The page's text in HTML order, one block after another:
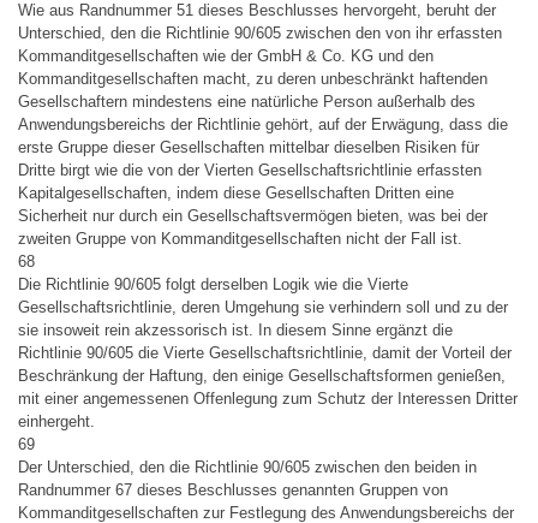
Wie aus Randnummer 51 dieses Beschlusses hervorgeht, beruht der
Unterschied, den die Richtlinie 90/605 zwischen den von ihr erfassten
Kommanditgesellschaften wie der GmbH & Co. KG und den
Kommanditgesellschaften macht, zu deren unbeschränkt haftenden
Gesellschaftern mindestens eine natürliche Person außerhalb des
Anwendungsbereichs der Richtlinie gehört, auf der Erwägung, dass die
erste Gruppe dieser Gesellschaften mittelbar dieselben Risiken für
Dritte birgt wie die von der Vierten Gesellschaftsrichtlinie erfassten
Kapitalgesellschaften, indem diese Gesellschaften Dritten eine
Sicherheit nur durch ein Gesellschaftsvermögen bieten, was bei der
zweiten Gruppe von Kommanditgesellschaften nicht der Fall ist.
68
Die Richtlinie 90/605 folgt derselben Logik wie die Vierte
Gesellschaftsrichtlinie, deren Umgehung sie verhindern soll und zu der
sie insoweit rein akzessorisch ist. In diesem Sinne ergänzt die
Richtlinie 90/605 die Vierte Gesellschaftsrichtlinie, damit der Vorteil der
Beschränkung der Haftung, den einige Gesellschaftsformen genießen,
mit einer angemessenen Offenlegung zum Schutz der Interessen Dritter
einhergeht.
69
Der Unterschied, den die Richtlinie 90/605 zwischen den beiden in
Randnummer 67 dieses Beschlusses genannten Gruppen von
Kommanditgesellschaften zur Festlegung des Anwendungsbereichs der